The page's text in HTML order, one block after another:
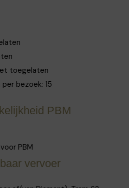
toegelaten
bezoek: 15
PBM
PBM
vervoer